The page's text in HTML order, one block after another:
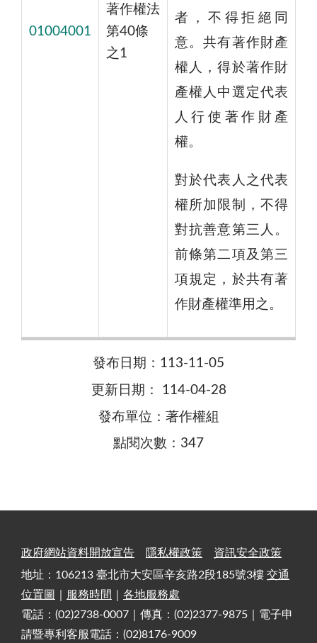
01004001
著作權法
第40條
之1
者，不得拒絕同
意。共有著作財產
權人，得於著作財
產權人中選定代表
人行使著作財產
權。
對於代表人之代表
權所加限制，不得
對抗善意第三人。
前條第二項及第三
項規定，於共有著
作財產權準用之。
發布日期：113-11-05
更新日期： 114-04-28
發布單位：著作權組
點閱次數：347
政府網站資料開放宣告 隱私權政策
資訊安全政策
地址：106213 臺北市大安區辛亥路2段185號3樓 交通
位置圖
服務時間
各地服務處
電話：(02)2738-0007｜傳真：(02)2377-9875｜電子申
請暨專利客服電話：(02)8176-9009